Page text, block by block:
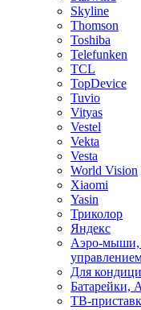
Skyline
Thomson
Toshiba
Telefunken
TCL
TopDevice
Tuvio
Vityas
Vestel
Vekta
Vesta
World Vision
Xiaomi
Yasin
Триколор
Яндекс
Аэро-мыши,
Для
Батарейки,
ТВ-